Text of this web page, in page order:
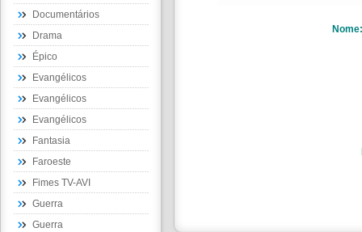
Documentários
Drama
Épico
Evangélicos
Evangélicos
Evangélicos
Fantasia
Faroeste
Fimes TV-AVI
Guerra
Guerra